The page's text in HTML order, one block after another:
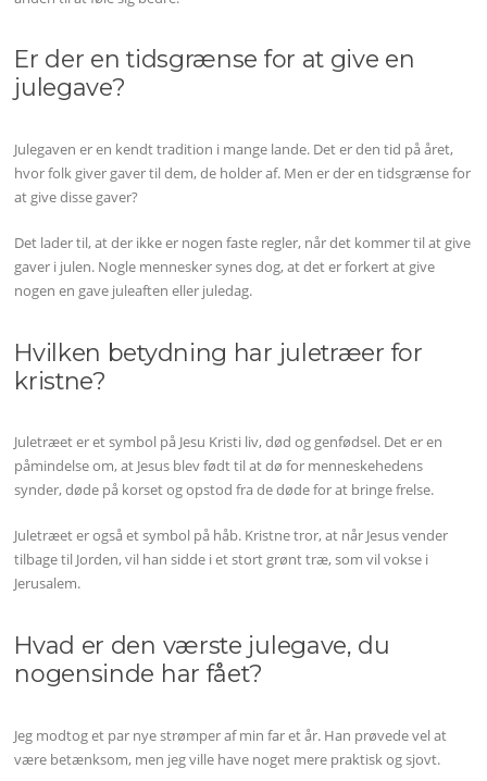
Er der en tidsgrænse for at give en
julegave?
Julegaven er en kendt tradition i mange lande. Det er den tid på året,
hvor folk giver gaver til dem, de holder af. Men er der en tidsgrænse for
at give disse gaver?
Det lader til, at der ikke er nogen faste regler, når det kommer til at give
gaver i julen. Nogle mennesker synes dog, at det er forkert at give
nogen en gave juleaften eller juledag.
Hvilken betydning har juletræer for
kristne?
Juletræet er et symbol på Jesu Kristi liv, død og genfødsel. Det er en
påmindelse om, at Jesus blev født til at dø for menneskehedens
synder, døde på korset og opstod fra de døde for at bringe frelse.
Juletræet er også et symbol på håb. Kristne tror, at når Jesus vender
tilbage til Jorden, vil han sidde i et stort grønt træ, som vil vokse i
Jerusalem.
Hvad er den værste julegave, du
nogensinde har fået?
Jeg modtog et par nye strømper af min far et år. Han prøvede vel at
være betænksom, men jeg ville have noget mere praktisk og sjovt.